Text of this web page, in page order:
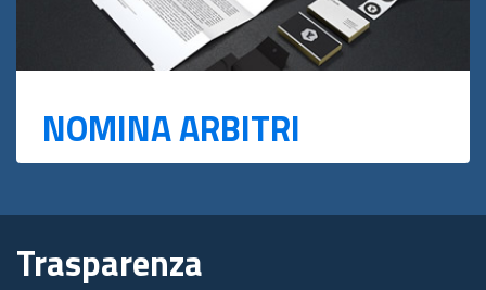
NOMINA ARBITRI
Trasparenza